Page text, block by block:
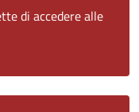
di accedere alle